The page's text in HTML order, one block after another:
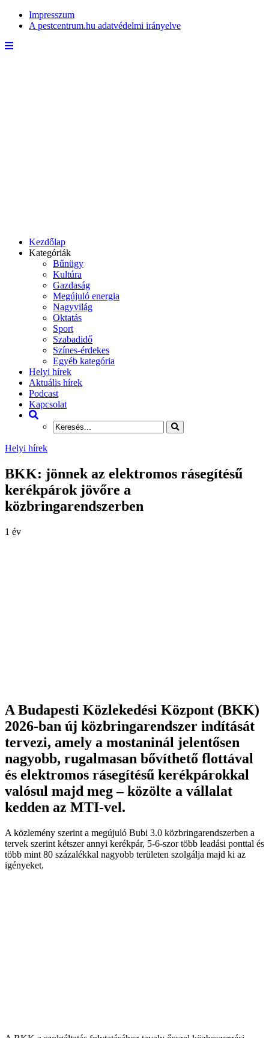
Impresszum
A pestcentrum.hu adatvédelmi irányelve
Kezdőlap
Kategóriák
Bűnügy
Kultúra
Gazdaság
Megújuló energia
Nagyvilág
Oktatás
Sport
Szabadidő
Színes-érdekes
Egyéb kategória
Helyi hírek
Aktuális hírek
Podcast
Kapcsolat
Helyi hírek
BKK: jönnek az elektromos rásegítésű
kerékpárok jövőre a
közbringarendszerben
1 év
A Budapesti Közlekedési Központ (BKK)
2026-ban új közbringarendszer indítását
tervezi, amely a mostaninál jelentősen
nagyobb, rugalmasan bővíthető flottával
és elektromos rásegítésű kerékpárokkal
valósul majd meg – közölte a vállalat
kedden az MTI-vel.
A közlemény szerint a megújuló Bubi 3.0 közbringarendszerben a
tervek szerint kétszer annyi kerékpár, 5-6-szor több leadási ponttal és
több mint 80 százalékkal nagyobb területen szolgálja majd ki az
igényeket.